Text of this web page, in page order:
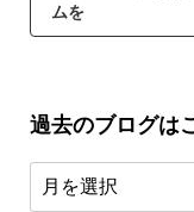
ムを
過去のブログは